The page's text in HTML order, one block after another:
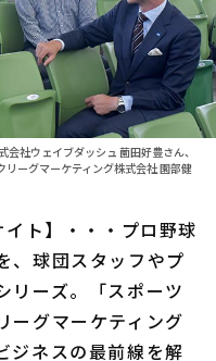
ルス
社ウェイブダッシュ 薗田好豊さん、
ーグマーケティング株式会社 園部健
イト】・・・プロ野球
、球団スタッフやプ
リーズ。「スポーツ
ーグマーケティング
ジネスの最前線を解